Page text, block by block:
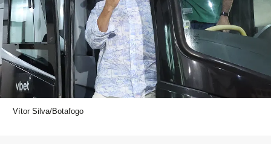
Vítor Silva/Botafogo